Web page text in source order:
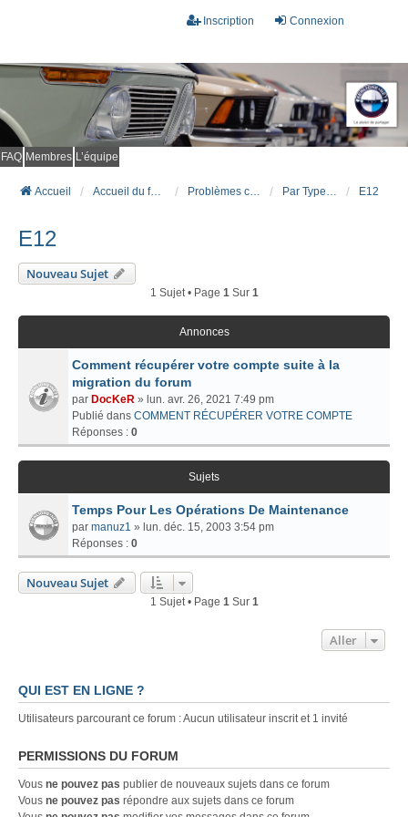
Connexion
Inscription
FAQ Membres L’équipe
Accueil Accueil du forum Problèmes connus et résolus (FAQ) Par Type Carrosserie E12
E12
Nouveau Sujet
1 Sujet • Page 1Sur 1
Annonces
Comment récupérer votre compte suite à la
migration du forum
par DocKeR » lun. avr. 26, 2021 7:49 pm
Publié dans COMMENT RÉCUPÉRER VOTRE COMPTE
Réponses : 0
Sujets
Temps Pour Les Opérations De Maintenance
par manuz1 » lun. déc. 15, 2003 3:54 pm
Réponses : 0
Nouveau Sujet
1 Sujet • Page 1Sur 1
Aller
QUI EST EN LIGNE ?
Utilisateurs parcourant ce forum : Aucun utilisateur inscrit et 1 invité
PERMISSIONS DU FORUM
Vous ne pouvez pas publier de nouveaux sujets dans ce forum
Vous ne pouvez pas répondre aux sujets dans ce forum